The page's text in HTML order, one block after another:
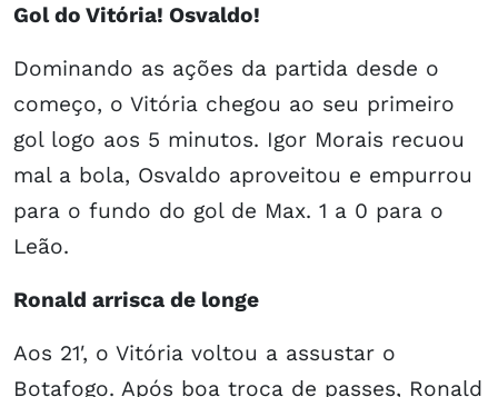
Gol do Vitória! Osvaldo!
Dominando as ações da partida desde o
começo, o Vitória chegou ao seu primeiro
gol logo aos 5 minutos. Igor Morais recuou
mal a bola, Osvaldo aproveitou e empurrou
para o fundo do gol de Max. 1 a 0 para o
Leão.
Ronald arrisca de longe
Aos 21′, o Vitória voltou a assustar o
Botafogo. Após boa troca de passes, Ronald